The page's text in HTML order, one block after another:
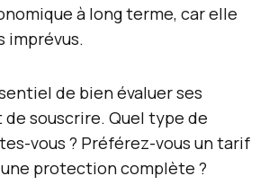
à long terme, car elle
imprévus.
de bien évaluer ses
de souscrire. Quel type de
vous ? Préférez-vous un tarif
protection complète ?